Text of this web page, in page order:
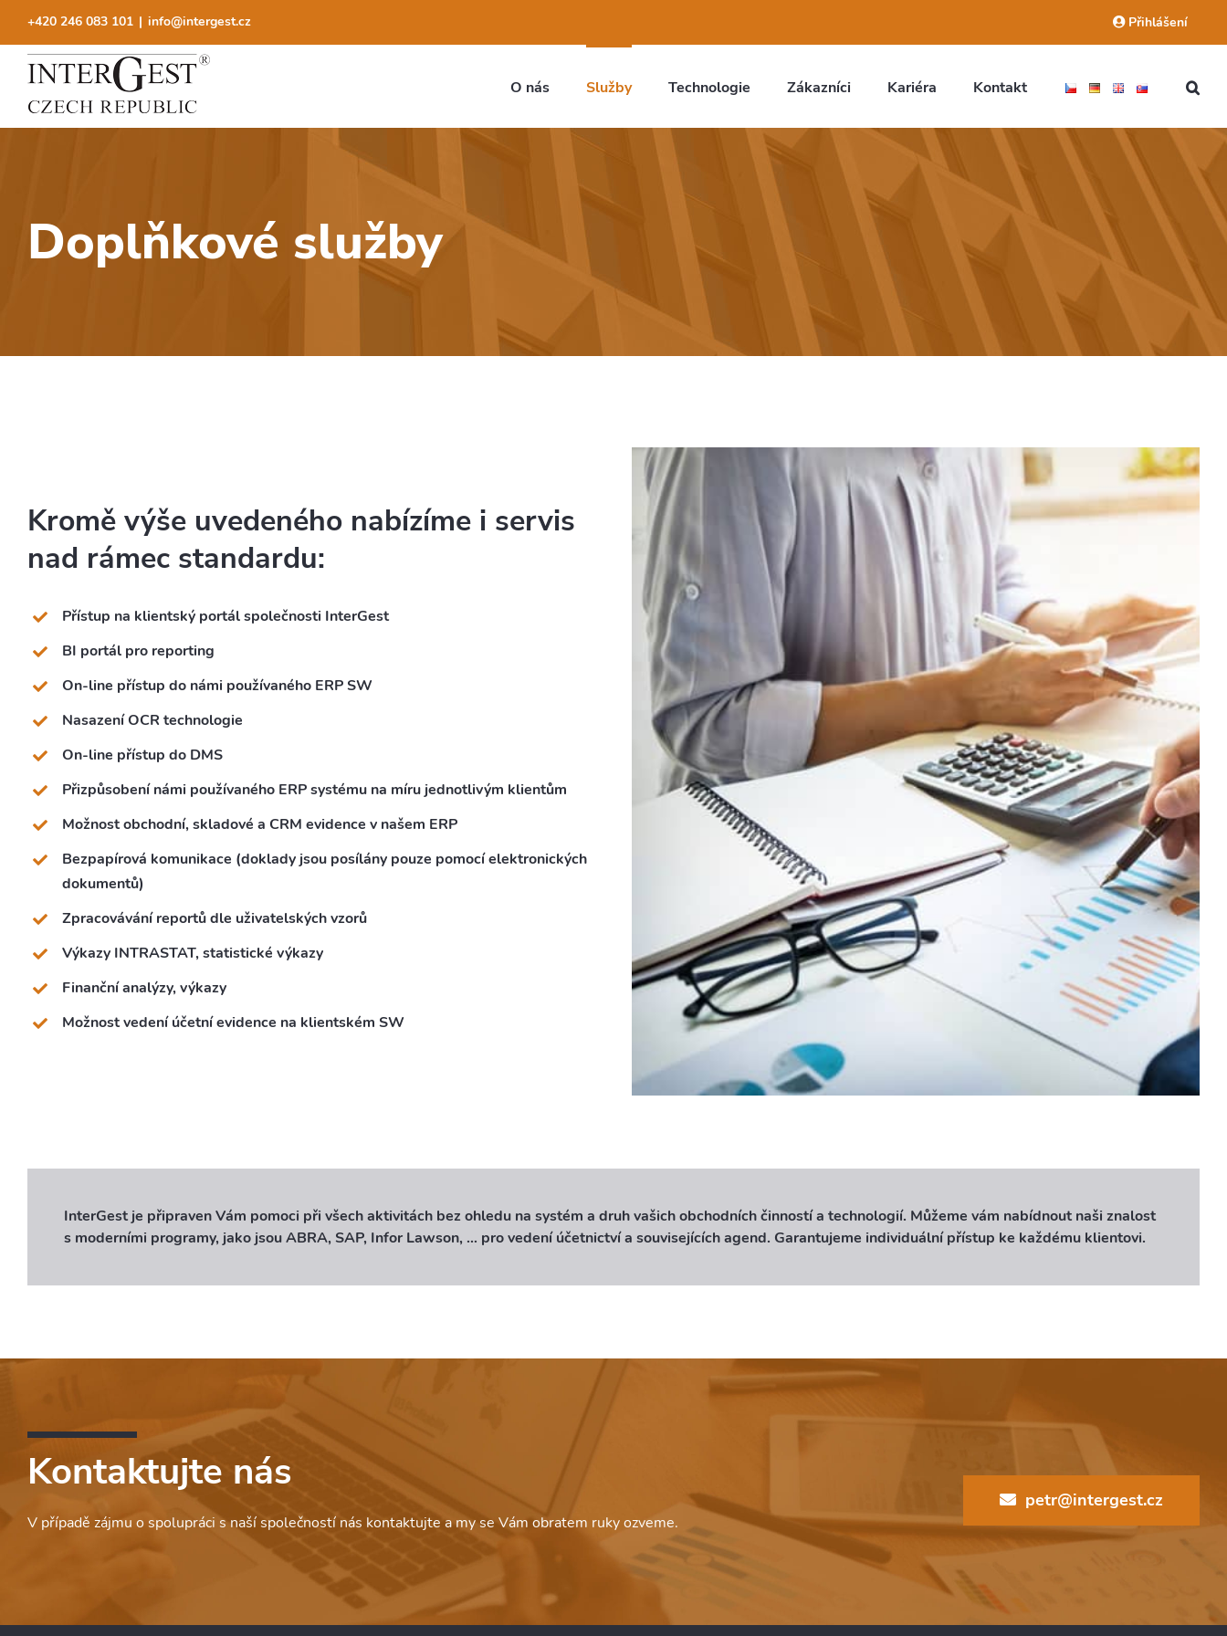
obsah
+420 246 083 101 | info@intergest.cz Přihlášení
O nás Služby Technologie Zákazníci Kariéra Kontakt
Doplňkové služby
Kromě výše uvedeného nabízíme i servis
nad rámec standardu:
Přístup na klientský portál společnosti InterGest
BI portál pro reporting
On-line přístup do námi používaného ERP SW
Nasazení OCR technologie
On-line přístup do DMS
Přizpůsobení námi používaného ERP systému na míru jednotlivým klientům
Možnost obchodní, skladové a CRM evidence v našem ERP
Bezpapírová komunikace (doklady jsou posílány pouze pomocí elektronických
dokumentů)
Zpracovávání reportů dle uživatelských vzorů
Výkazy INTRASTAT, statistické výkazy
Finanční analýzy, výkazy
Možnost vedení účetní evidence na klientském SW
InterGest je připraven Vám pomoci při všech aktivitách bez ohledu na systém a druh vašich obchodních činností a technologií. Můžeme vám nabídnout naši znalost
s moderními programy, jako jsou ABRA, SAP, Infor Lawson, … pro vedení účetnictví a souvisejících agend. Garantujeme individuální přístup ke každému klientovi.
Kontaktujte nás
V případě zájmu o spolupráci s naší společností nás kontaktujte a my se Vám obratem ruky ozveme.
petr@intergest.cz